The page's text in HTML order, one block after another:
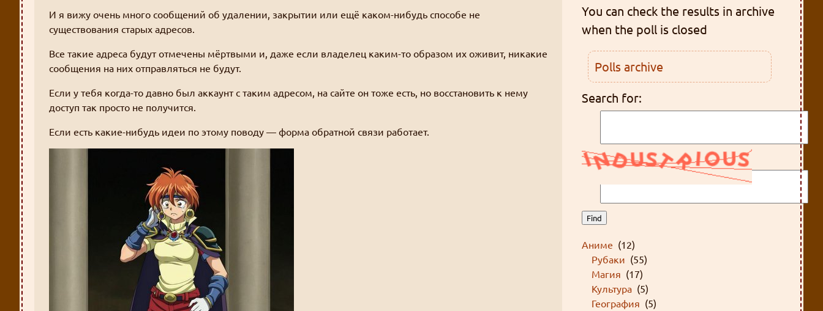
И я вижу очень много сообщений об удалении, закрытии или ещё каком-нибудь способе не
существования старых адресов.
Все такие адреса будут отмечены мёртвыми и, даже если владелец каким-то образом их оживит, никакие
сообщения на них отправляться не будут.
Если у тебя когда-то давно был аккаунт с таким адресом, на сайте он тоже есть, но восстановить к нему
доступ так просто не получится.
Если есть какие-нибудь идеи по этому поводу — форма обратной связи работает.
You can check the results in archive
when the poll is closed
Polls archive
Search for:
Find
Аниме (12)
Рубаки (55)
Магия (17)
Культура (5)
География (5)